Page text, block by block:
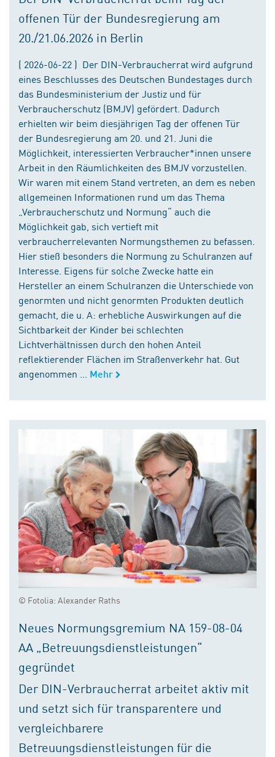
offenen Tür der Bundesregierung am
20./21.06.2026 in Berlin
( 2026-06-22 ) Der DIN-Verbraucherrat wird aufgrund
eines Beschlusses des Deutschen Bundestages durch
das Bundesministerium der Justiz und für
Verbraucherschutz (BMJV) gefördert. Dadurch
erhielten wir beim diesjährigen Tag der offenen Tür
der Bundesregierung am 20. und 21. Juni die
Möglichkeit, interessierten Verbraucher*innen unsere
Arbeit in den Räumlichkeiten des BMJV vorzustellen.
Wir waren mit einem Stand vertreten, an dem es neben
allgemeinen Informationen rund um das Thema
„Verbraucherschutz und Normung“ auch die
Möglichkeit gab, sich vertieft mit
verbraucherrelevanten Normungsthemen zu befassen.
Hier stieß besonders die Normung zu Schulranzen auf
Interesse. Eigens für solche Zwecke hatte ein
Hersteller an einem Schulranzen die Unterschiede von
genormten und nicht genormten Produkten deutlich
gemacht, die u. A: erhebliche Auswirkungen auf die
Sichtbarkeit der Kinder bei schlechten
Lichtverhältnissen durch den hohen Anteil
reflektierender Flächen im Straßenverkehr hat. Gut
angenommen ...
Mehr
© Fotolia: Alexander Raths
Neues Normungsgremium NA 159-08-04
AA „Betreuungsdienstleistungen“
gegründet
Der DIN-Verbraucherrat arbeitet aktiv mit
und setzt sich für transparentere und
vergleichbarere
Betreuungsdienstleistungen für die